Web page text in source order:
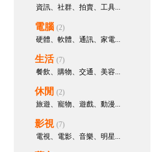
你如何透過精準營養與充血復原，
出差臺灣旅遊找小姐Gleezy號
tw66建立主題樹：臺北暑假學生
妹下海 加LINE看照
出差臺灣旅遊找小姐Gleezy號
tw66 建立主題樹：
坊 全省快速到府賴jkf989
tw66建立主題樹：
坊 全省快速到府
資訊、社群、拍賣、工具...
電腦 (2)
硬體、軟體、通訊、家電...
生活 (7)
餐飲、購物、交通、美容...
休閒 (2)
旅遊、寵物、遊戲、動漫...
影視 (7)
電視、電影、音樂、明星...